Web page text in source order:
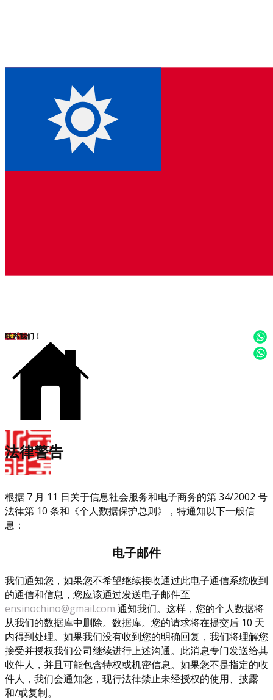
联系我们！
​法律警告
根据 7 月 11 日关于信息社会服务和电子商务的第 34/2002 号
法律第 10 条和《个人数据保护总则》，特通知以下一般信
息：
电子邮件
我们通知您，如果您不希望继续接收通过此电子通信系统收到
的通信和信息，您应该通过发送电子邮件至
ensinochino@gmail.com 通知我们。这样，您的个人数据将
从我们的数据库中删除。数据库。您的请求将在提交后 10 天
内得到处理。如果我们没有收到您的明确回复，我们将理解您
接受并授权我们公司继续进行上述沟通。此消息专门发送给其
收件人，并且可能包含特权或机密信息。如果您不是指定的收
件人，我们会通知您，现行法律禁止未经授权的使用、披露
和/或复制。